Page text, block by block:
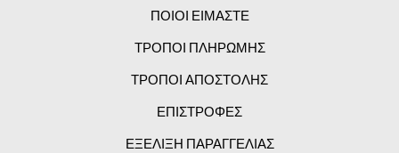
ΠΟΙΟΙ ΕΙΜΑΣΤΕ
ΤΡΟΠΟΙ ΠΛΗΡΩΜΗΣ
ΤΡΟΠΟΙ ΑΠΟΣΤΟΛΗΣ
ΕΠΙΣΤΡΟΦΕΣ
ΕΞΕΛΙΞΗ ΠΑΡΑΓΓΕΛΙΑΣ